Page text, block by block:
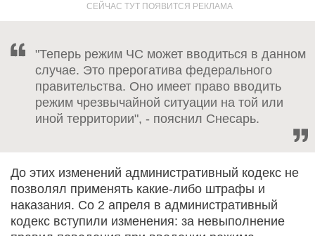
"Теперь режим ЧС может вводиться в данном
случае. Это прерогатива федерального
правительства. Оно имеет право вводить
режим чрезвычайной ситуации на той или
иной территории", - пояснил Снесарь.
До этих изменений административный кодекс не
позволял применять какие-либо штрафы и
наказания. Со 2 апреля в административный
кодекс вступили изменения: за невыполнение